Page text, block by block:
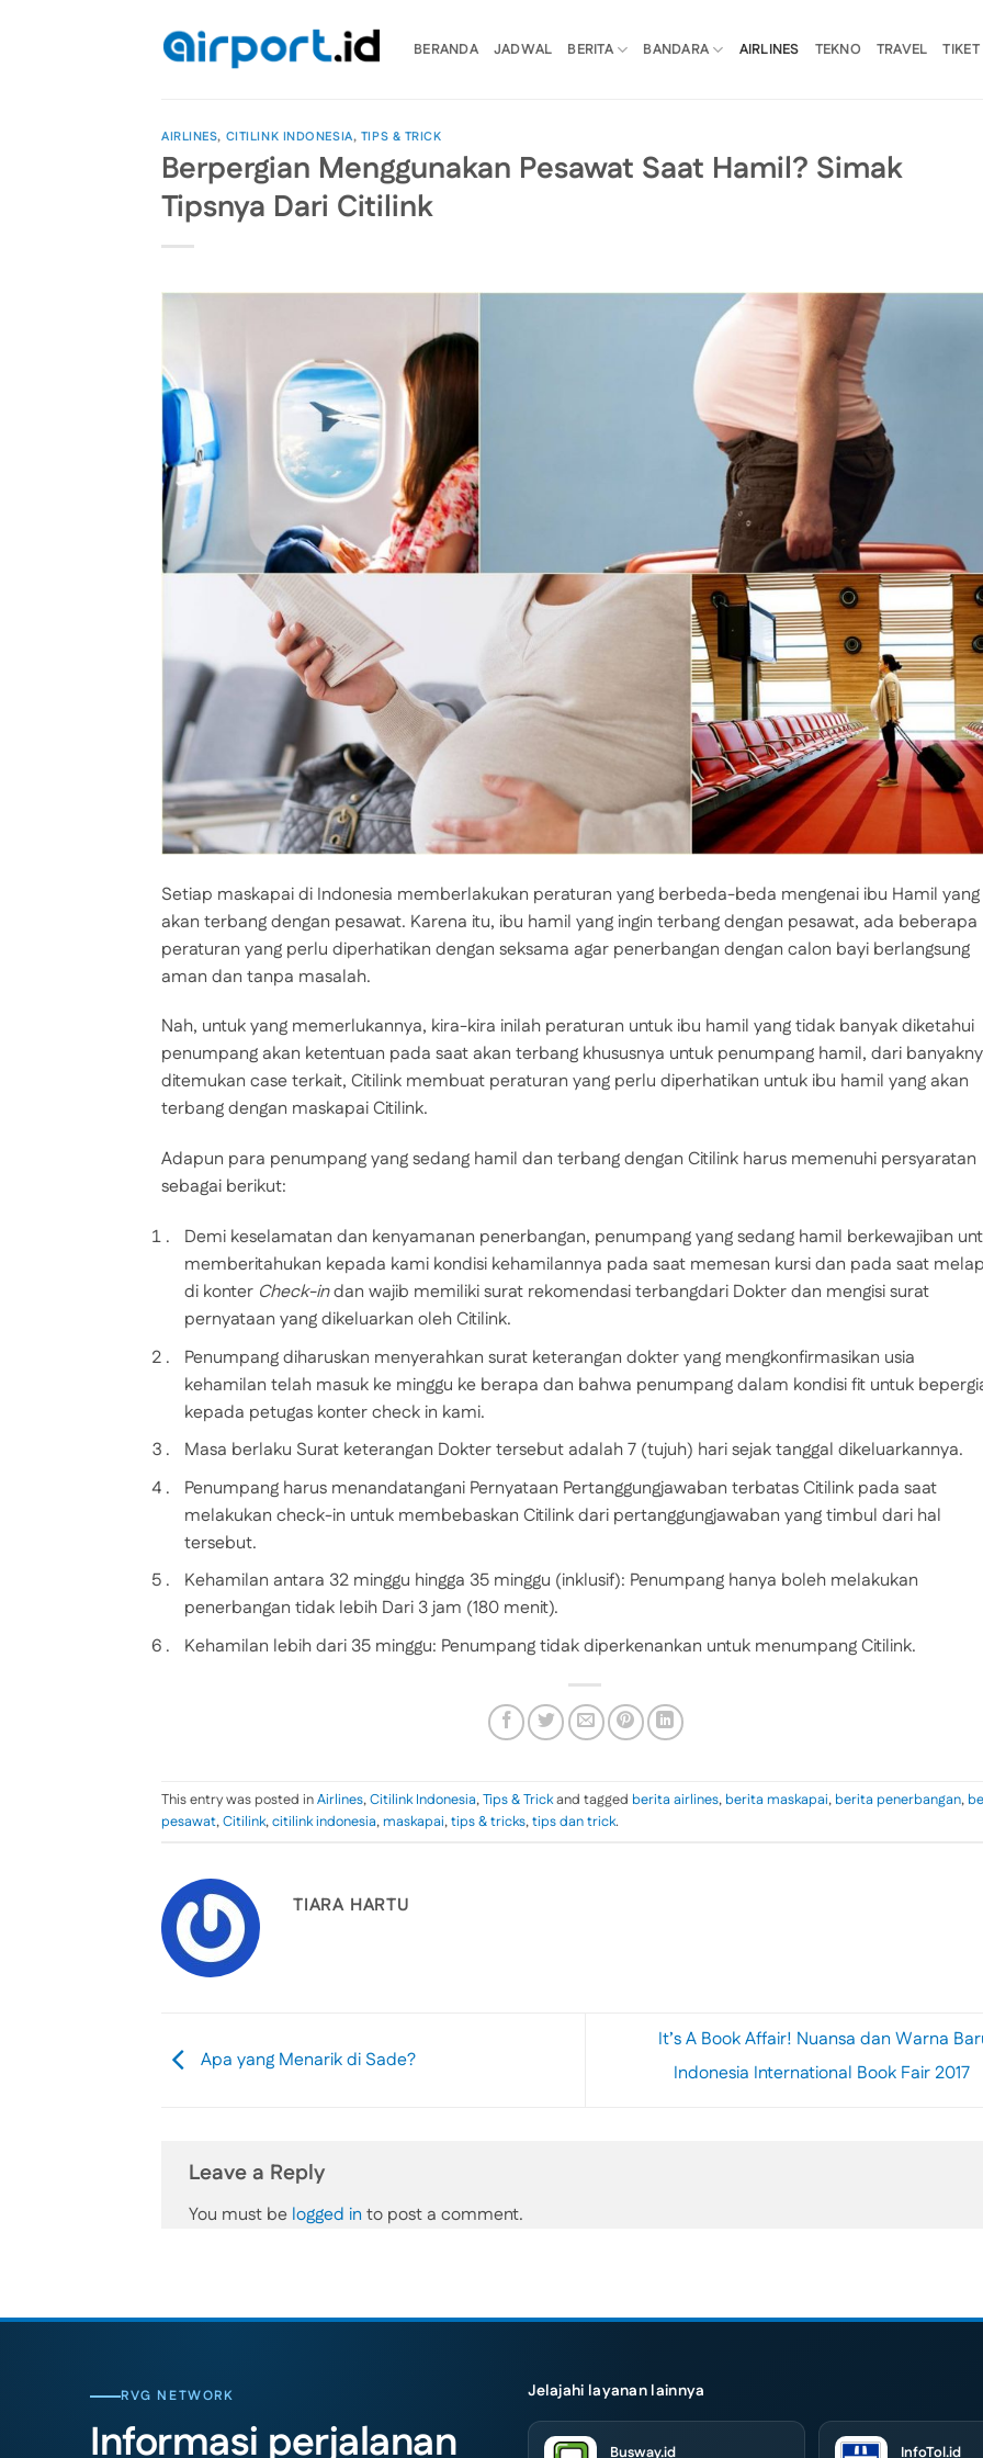
BERANDA JADWAL BERITA BANDARA AIRLINES TEKNO TRAVEL TIKET
AIRLINES, CITILINK INDONESIA, TIPS & TRICK
Berpergian Menggunakan Pesawat Saat Hamil? Simak
Tipsnya Dari Citilink
Setiap maskapai di Indonesia memberlakukan peraturan yang berbeda-beda mengenai ibu Hamil yang
akan terbang dengan pesawat. Karena itu, ibu hamil yang ingin terbang dengan pesawat, ada beberapa
peraturan yang perlu diperhatikan dengan seksama agar penerbangan dengan calon bayi berlangsung
aman dan tanpa masalah.
Nah, untuk yang memerlukannya, kira-kira inilah peraturan untuk ibu hamil yang tidak banyak diketahui
penumpang akan ketentuan pada saat akan terbang khususnya untuk penumpang hamil, dari
ditemukan case terkait, Citilink membuat peraturan yang perlu diperhatikan untuk ibu hamil yang akan
terbang dengan maskapai Citilink.
Adapun para penumpang yang sedang hamil dan terbang dengan Citilink harus memenuhi persyaratan
sebagai berikut:
Demi keselamatan dan kenyamanan penerbangan, penumpang yang sedang hamil berkewajiban
memberitahukan kepada kami kondisi kehamilannya pada saat memesan kursi dan pada saat
di konter Check-indan wajib memiliki surat rekomendasi terbangdari Dokter dan mengisi surat
pernyataan yang dikeluarkan oleh Citilink.
Penumpang diharuskan menyerahkan surat keterangan dokter yang mengkonfirmasikan usia
kehamilan telah masuk ke minggu ke berapa dan bahwa penumpang dalam kondisi fit untuk
kepada petugas konter check in kami.
Masa berlaku Surat keterangan Dokter tersebut adalah 7 (tujuh) hari sejak tanggal dikeluarkannya.
Penumpang harus menandatangani Pernyataan Pertanggungjawaban terbatas Citilink pada saat
melakukan check-in untuk membebaskan Citilink dari pertanggungjawaban yang timbul dari hal
tersebut.
Kehamilan antara 32 minggu hingga 35 minggu (inklusif): Penumpang hanya boleh melakukan
penerbangan tidak lebih Dari 3 jam (180 menit).
Kehamilan lebih dari 35 minggu: Penumpang tidak diperkenankan untuk menumpang Citilink.
This entry was posted inAirlines,Citilink Indonesia,Tips & Trickand tagged berita airlines, berita maskapai, berita penerbangan,
pesawat,Citilink,citilink indonesia,maskapai,tips & tricks,tips dan trick.
TIARA HARTU
Apa yang Menarik di Sade?
It’s A Book Affair! Nuansa dan Warna
Indonesia International Book Fair 2017
Leave a Reply
You must be logged in to post a comment.
RVG NETWORK
Informasi perjalanan
Jelajahi layanan lainnya
Busway.id InfoTol.id